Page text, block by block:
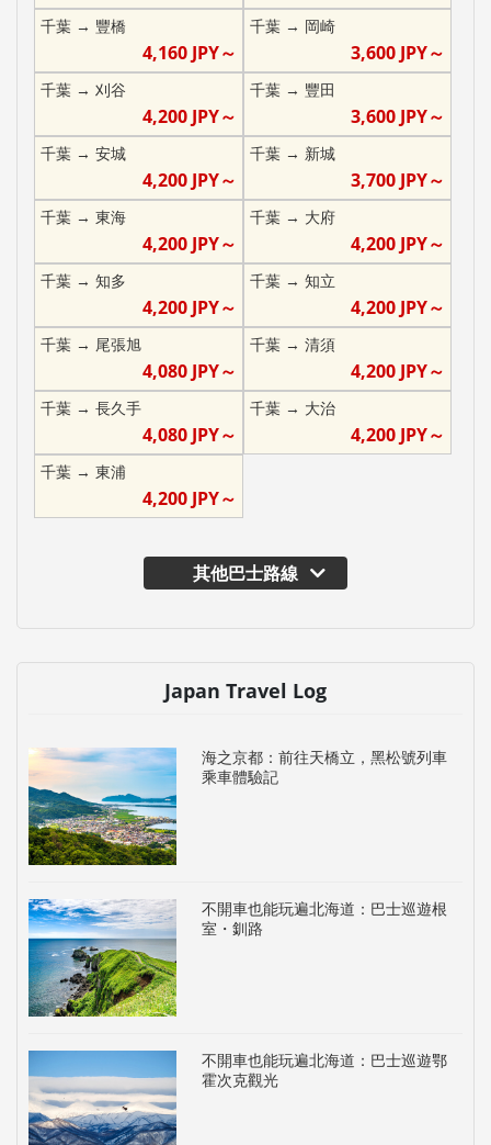
千葉 → 豐橋
4,160JPY～
千葉→ 岡崎
3,600 JPY～
千葉 → 刈谷
4,200JPY～
千葉→ 豐田
3,600 JPY～
千葉 → 安城
4,200JPY～
千葉→ 新城
3,700 JPY～
千葉 → 東海
4,200JPY～
千葉→ 大府
4,200 JPY～
千葉 → 知多
4,200JPY～
千葉→ 知立
4,200 JPY～
千葉 → 尾張旭
4,080JPY～
千葉→ 清須
4,200 JPY～
千葉 → 長久手
4,080JPY～
千葉→ 大治
4,200 JPY～
千葉 → 東浦
4,200JPY～
其他巴士路線
Japan Travel Log
海之京都：前往天橋立，黑松號列車
乘車體驗記
不開車也能玩遍北海道：巴士巡遊根
室・釧路
不開車也能玩遍北海道：巴士巡遊鄂
霍次克觀光